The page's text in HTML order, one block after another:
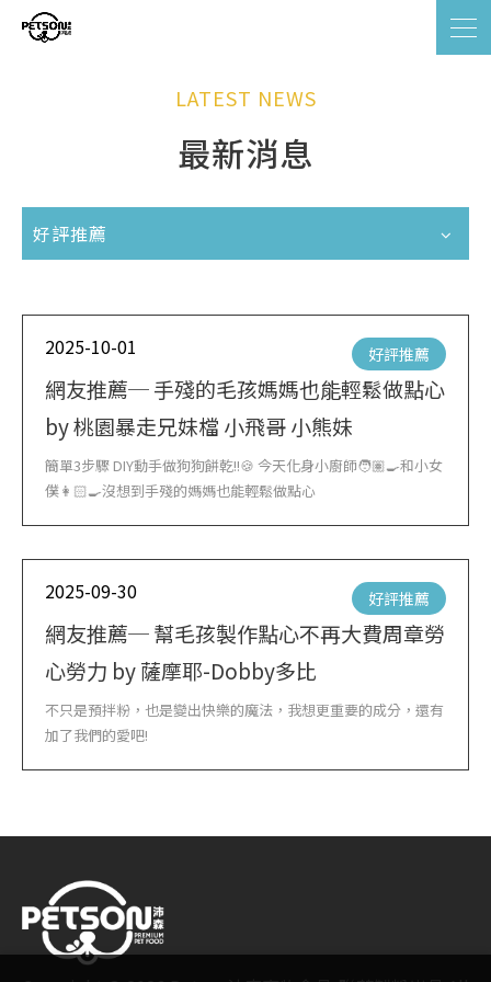
LATEST NEWS
最新消息
好評推薦
2025-10-01 好評推薦
網友推薦─ 手殘的毛孩媽媽也能輕鬆做點心
by 桃園暴走兄妹檔 小飛哥 小熊妹
簡單3步驟 DIY動手做狗狗餅乾!!🍪 今天化身小廚師🧑🏽‍🍳和小女
僕👩🏻‍🍳沒想到手殘的媽媽也能輕鬆做點心
2025-09-30 好評推薦
網友推薦─ 幫毛孩製作點心不再大費周章勞
心勞力 by 薩摩耶-Dobby多比
不只是預拌粉，也是變出快樂的魔法，我想更重要的成分，還有
加了我們的愛吧!